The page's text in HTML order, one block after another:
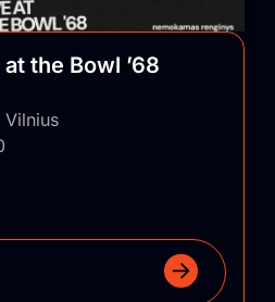
the Bowl ’68